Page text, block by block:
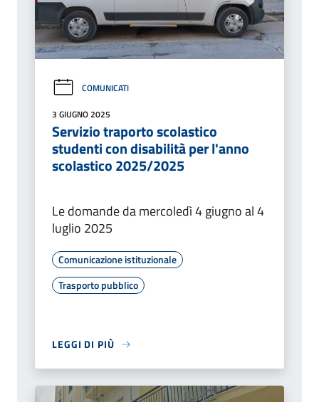
COMUNICATI
3 GIUGNO 2025
Servizio traporto scolastico
studenti con disabilità per l'anno
scolastico 2025/2025
Le domande da mercoledì 4 giugno al 4
luglio 2025
Comunicazione istituzionale
Trasporto pubblico
LEGGI DI PIÙ